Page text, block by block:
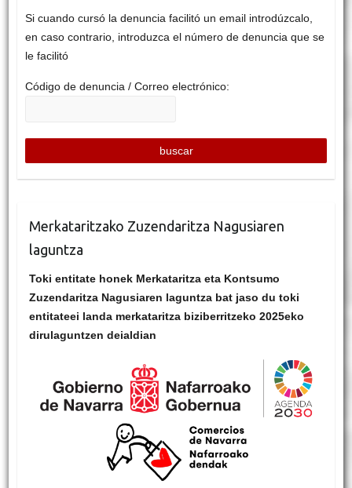
Si cuando cursó la denuncia facilitó un email introdúzcalo,
en caso contrario, introduzca el número de denuncia que se
le facilitó
Código de denuncia / Correo electrónico:
Merkataritzako Zuzendaritza Nagusiaren
laguntza
Toki entitate honek Merkataritza eta Kontsumo
Zuzendaritza Nagusiaren laguntza bat jaso du toki
entitateei landa merkataritza biziberritzeko 2025eko
dirulaguntzen deialdian